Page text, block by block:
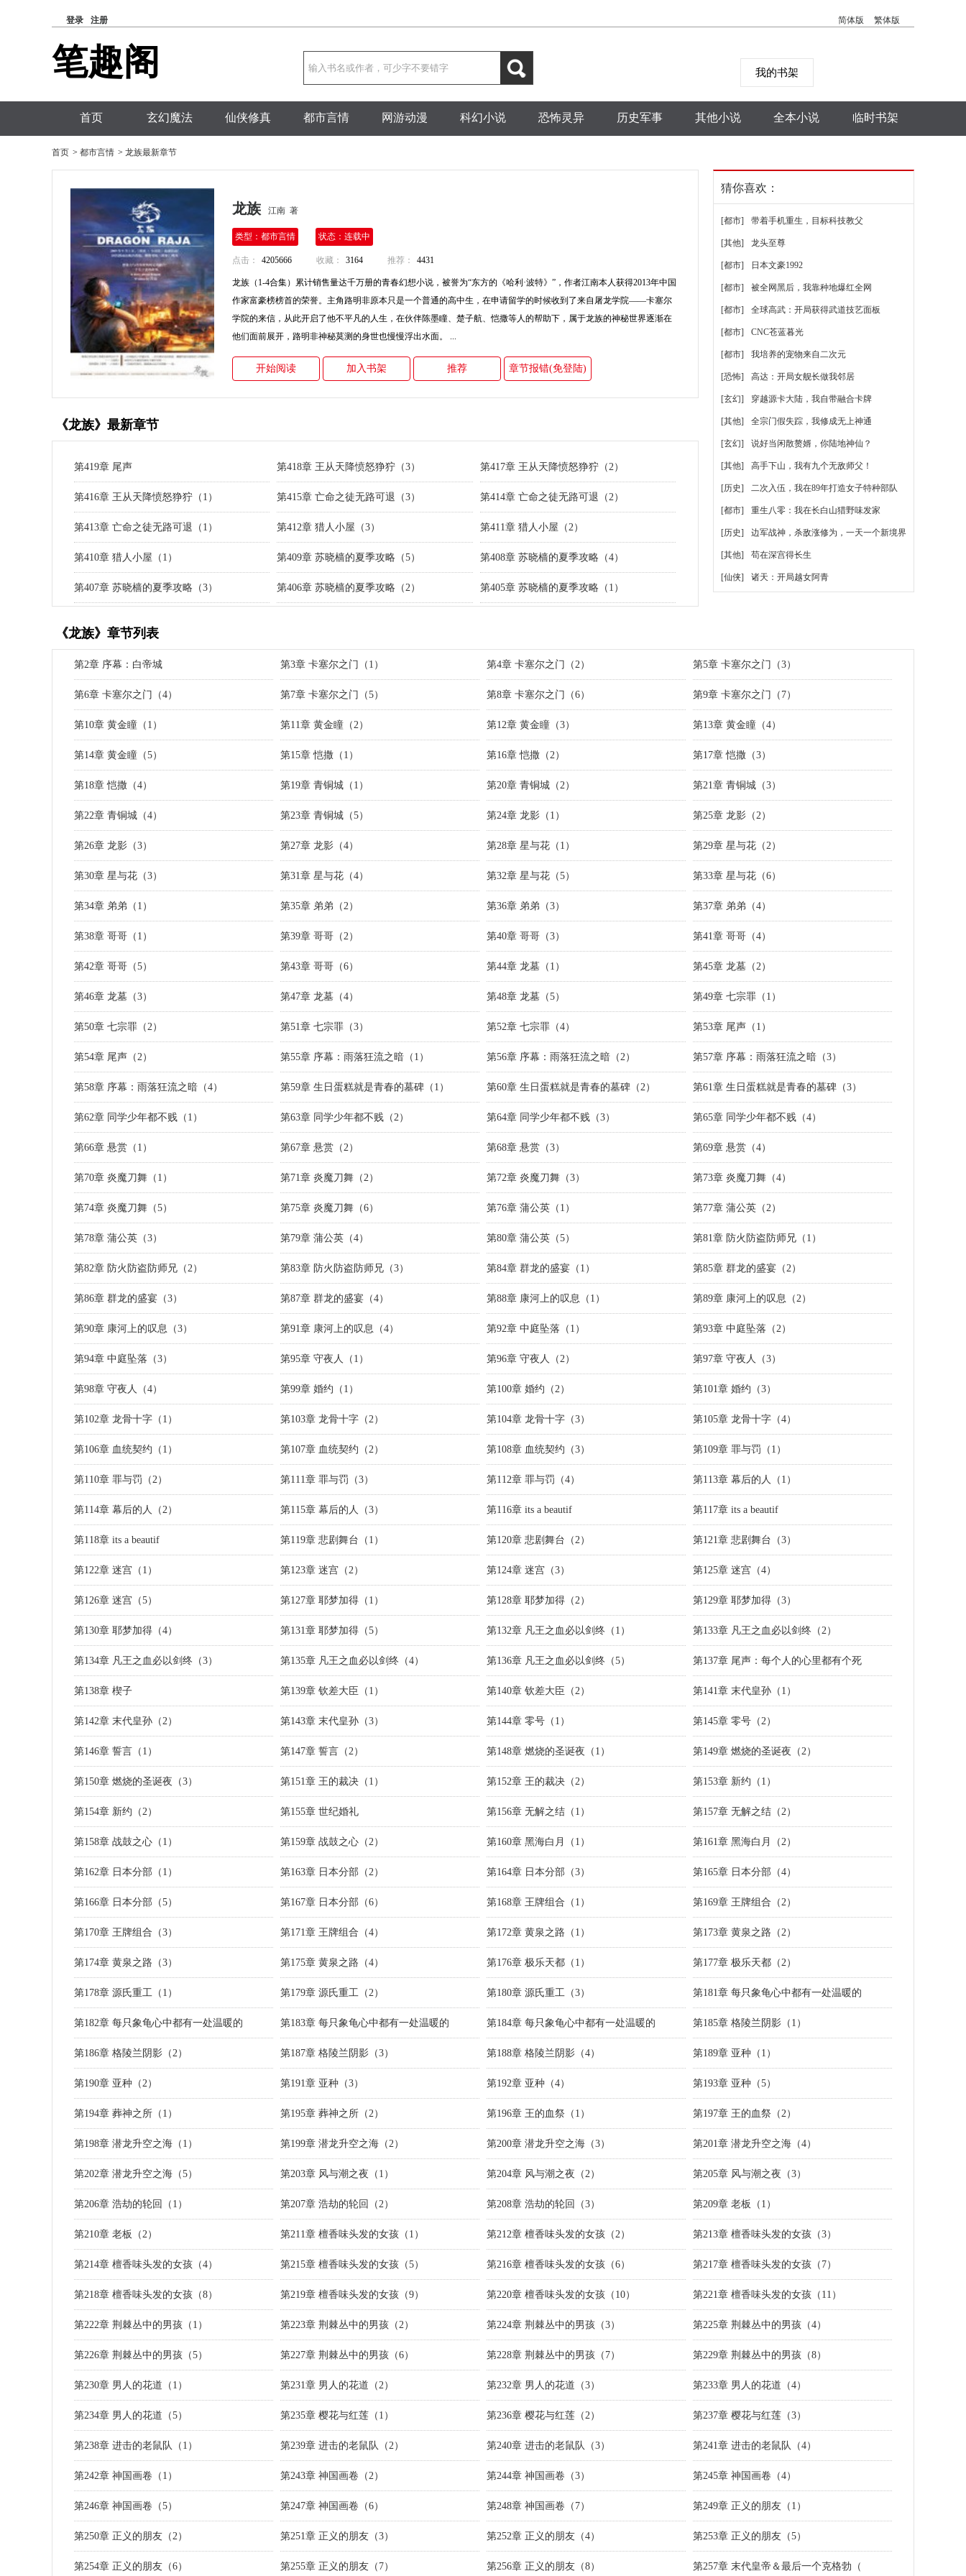
登录 注册 简体版 繁体版
笔趣阁 我的书架
首页 玄幻魔法 仙侠修真 都市言情 网游动漫 科幻小说 恐怖灵异 历史军事 其他小说 全本小说 临时书架
首页 > 都市言情 > 龙族最新章节
龙族 江南 著
类型：都市言情 状态：连载中
点击： 4205666 收藏： 3164 推荐： 4431
龙族（1-4合集）累计销售量达千万册的青春幻想小说，被誉为“东方的《哈利·波特》”，作者江南本人获得2013年中国
作家富豪榜榜首的荣誉。主角路明非原本只是一个普通的高中生，在申请留学的时候收到了来自屠龙学院——卡塞尔
学院的来信，从此开启了他不平凡的人生，在伙伴陈墨瞳、楚子航、恺撒等人的帮助下，属于龙族的神秘世界逐渐在
他们面前展开，路明非神秘莫测的身世也慢慢浮出水面。 ...
开始阅读 加入书架 推荐 章节报错(免登陆)
猜你喜欢：
[都市] 带着手机重生，目标科技教父
[其他] 龙头至尊
[都市] 日本文豪1992
[都市] 被全网黑后，我靠种地爆红全网
[都市] 全球高武：开局获得武道技艺面板
[都市] CNC苍蓝暮光
[都市] 我培养的宠物来自二次元
[恐怖] 高达：开局女舰长做我邻居
[玄幻] 穿越源卡大陆，我自带融合卡牌
[其他] 全宗门假失踪，我修成无上神通
[玄幻] 说好当闲散赘婿，你陆地神仙？
[其他] 高手下山，我有九个无敌师父！
[历史] 二次入伍，我在89年打造女子特种部队
[都市] 重生八零：我在长白山猎野味发家
[历史] 边军战神，杀敌涨修为，一天一个新境界
[其他] 苟在深宫得长生
[仙侠] 诸天：开局越女阿青
《龙族》最新章节
第419章 尾声 第418章 王从天降愤怒狰狞（3） 第417章 王从天降愤怒狰狞（2）
第416章 王从天降愤怒狰狞（1） 第415章 亡命之徒无路可退（3） 第414章 亡命之徒无路可退（2）
第413章 亡命之徒无路可退（1） 第412章 猎人小屋（3） 第411章 猎人小屋（2）
第410章 猎人小屋（1） 第409章 苏晓樯的夏季攻略（5） 第408章 苏晓樯的夏季攻略（4）
第407章 苏晓樯的夏季攻略（3） 第406章 苏晓樯的夏季攻略（2） 第405章 苏晓樯的夏季攻略（1）
《龙族》章节列表
第2章 序幕：白帝城 第3章 卡塞尔之门（1） 第4章 卡塞尔之门（2） 第5章 卡塞尔之门（3）
第6章 卡塞尔之门（4） 第7章 卡塞尔之门（5） 第8章 卡塞尔之门（6） 第9章 卡塞尔之门（7）
第10章 黄金瞳（1） 第11章 黄金瞳（2） 第12章 黄金瞳（3） 第13章 黄金瞳（4）
第14章 黄金瞳（5） 第15章 恺撒（1） 第16章 恺撒（2） 第17章 恺撒（3）
第18章 恺撒（4） 第19章 青铜城（1） 第20章 青铜城（2） 第21章 青铜城（3）
第22章 青铜城（4） 第23章 青铜城（5） 第24章 龙影（1） 第25章 龙影（2）
第26章 龙影（3） 第27章 龙影（4） 第28章 星与花（1） 第29章 星与花（2）
第30章 星与花（3） 第31章 星与花（4） 第32章 星与花（5） 第33章 星与花（6）
第34章 弟弟（1） 第35章 弟弟（2） 第36章 弟弟（3） 第37章 弟弟（4）
第38章 哥哥（1） 第39章 哥哥（2） 第40章 哥哥（3） 第41章 哥哥（4）
第42章 哥哥（5） 第43章 哥哥（6） 第44章 龙墓（1） 第45章 龙墓（2）
第46章 龙墓（3） 第47章 龙墓（4） 第48章 龙墓（5） 第49章 七宗罪（1）
第50章 七宗罪（2） 第51章 七宗罪（3） 第52章 七宗罪（4） 第53章 尾声（1）
第54章 尾声（2） 第55章 序幕：雨落狂流之暗（1） 第56章 序幕：雨落狂流之暗（2） 第57章 序幕：雨落狂流之暗（3）
第58章 序幕：雨落狂流之暗（4） 第59章 生日蛋糕就是青春的墓碑（1） 第60章 生日蛋糕就是青春的墓碑（2） 第61章 生日蛋糕就是青春的墓碑（3）
第62章 同学少年都不贱（1） 第63章 同学少年都不贱（2） 第64章 同学少年都不贱（3） 第65章 同学少年都不贱（4）
第66章 悬赏（1） 第67章 悬赏（2） 第68章 悬赏（3） 第69章 悬赏（4）
第70章 炎魔刀舞（1） 第71章 炎魔刀舞（2） 第72章 炎魔刀舞（3） 第73章 炎魔刀舞（4）
第74章 炎魔刀舞（5） 第75章 炎魔刀舞（6） 第76章 蒲公英（1） 第77章 蒲公英（2）
第78章 蒲公英（3） 第79章 蒲公英（4） 第80章 蒲公英（5） 第81章 防火防盗防师兄（1）
第82章 防火防盗防师兄（2） 第83章 防火防盗防师兄（3） 第84章 群龙的盛宴（1） 第85章 群龙的盛宴（2）
第86章 群龙的盛宴（3） 第87章 群龙的盛宴（4） 第88章 康河上的叹息（1） 第89章 康河上的叹息（2）
第90章 康河上的叹息（3） 第91章 康河上的叹息（4） 第92章 中庭坠落（1） 第93章 中庭坠落（2）
第94章 中庭坠落（3） 第95章 守夜人（1） 第96章 守夜人（2） 第97章 守夜人（3）
第98章 守夜人（4） 第99章 婚约（1） 第100章 婚约（2） 第101章 婚约（3）
第102章 龙骨十字（1） 第103章 龙骨十字（2） 第104章 龙骨十字（3） 第105章 龙骨十字（4）
第106章 血统契约（1） 第107章 血统契约（2） 第108章 血统契约（3） 第109章 罪与罚（1）
第110章 罪与罚（2） 第111章 罪与罚（3） 第112章 罪与罚（4） 第113章 幕后的人（1）
第114章 幕后的人（2） 第115章 幕后的人（3） 第116章 its a beautif 第117章 its a beautif
第118章 its a beautif 第119章 悲剧舞台（1） 第120章 悲剧舞台（2） 第121章 悲剧舞台（3）
第122章 迷宫（1） 第123章 迷宫（2） 第124章 迷宫（3） 第125章 迷宫（4）
第126章 迷宫（5） 第127章 耶梦加得（1） 第128章 耶梦加得（2） 第129章 耶梦加得（3）
第130章 耶梦加得（4） 第131章 耶梦加得（5） 第132章 凡王之血必以剑终（1） 第133章 凡王之血必以剑终（2）
第134章 凡王之血必以剑终（3） 第135章 凡王之血必以剑终（4） 第136章 凡王之血必以剑终（5） 第137章 尾声：每个人的心里都有个死
第138章 楔子 第139章 钦差大臣（1） 第140章 钦差大臣（2） 第141章 末代皇孙（1）
第142章 末代皇孙（2） 第143章 末代皇孙（3） 第144章 零号（1） 第145章 零号（2）
第146章 誓言（1） 第147章 誓言（2） 第148章 燃烧的圣诞夜（1） 第149章 燃烧的圣诞夜（2）
第150章 燃烧的圣诞夜（3） 第151章 王的裁决（1） 第152章 王的裁决（2） 第153章 新约（1）
第154章 新约（2） 第155章 世纪婚礼 第156章 无解之结（1） 第157章 无解之结（2）
第158章 战鼓之心（1） 第159章 战鼓之心（2） 第160章 黑海白月（1） 第161章 黑海白月（2）
第162章 日本分部（1） 第163章 日本分部（2） 第164章 日本分部（3） 第165章 日本分部（4）
第166章 日本分部（5） 第167章 日本分部（6） 第168章 王牌组合（1） 第169章 王牌组合（2）
第170章 王牌组合（3） 第171章 王牌组合（4） 第172章 黄泉之路（1） 第173章 黄泉之路（2）
第174章 黄泉之路（3） 第175章 黄泉之路（4） 第176章 极乐天都（1） 第177章 极乐天都（2）
第178章 源氏重工（1） 第179章 源氏重工（2） 第180章 源氏重工（3） 第181章 每只象龟心中都有一处温暖的
第182章 每只象龟心中都有一处温暖的 第183章 每只象龟心中都有一处温暖的 第184章 每只象龟心中都有一处温暖的 第185章 格陵兰阴影（1）
第186章 格陵兰阴影（2） 第187章 格陵兰阴影（3） 第188章 格陵兰阴影（4） 第189章 亚种（1）
第190章 亚种（2） 第191章 亚种（3） 第192章 亚种（4） 第193章 亚种（5）
第194章 葬神之所（1） 第195章 葬神之所（2） 第196章 王的血祭（1） 第197章 王的血祭（2）
第198章 潜龙升空之海（1） 第199章 潜龙升空之海（2） 第200章 潜龙升空之海（3） 第201章 潜龙升空之海（4）
第202章 潜龙升空之海（5） 第203章 风与潮之夜（1） 第204章 风与潮之夜（2） 第205章 风与潮之夜（3）
第206章 浩劫的轮回（1） 第207章 浩劫的轮回（2） 第208章 浩劫的轮回（3） 第209章 老板（1）
第210章 老板（2） 第211章 檀香味头发的女孩（1） 第212章 檀香味头发的女孩（2） 第213章 檀香味头发的女孩（3）
第214章 檀香味头发的女孩（4） 第215章 檀香味头发的女孩（5） 第216章 檀香味头发的女孩（6） 第217章 檀香味头发的女孩（7）
第218章 檀香味头发的女孩（8） 第219章 檀香味头发的女孩（9） 第220章 檀香味头发的女孩（10） 第221章 檀香味头发的女孩（11）
第222章 荆棘丛中的男孩（1） 第223章 荆棘丛中的男孩（2） 第224章 荆棘丛中的男孩（3） 第225章 荆棘丛中的男孩（4）
第226章 荆棘丛中的男孩（5） 第227章 荆棘丛中的男孩（6） 第228章 荆棘丛中的男孩（7） 第229章 荆棘丛中的男孩（8）
第230章 男人的花道（1） 第231章 男人的花道（2） 第232章 男人的花道（3） 第233章 男人的花道（4）
第234章 男人的花道（5） 第235章 樱花与红莲（1） 第236章 樱花与红莲（2） 第237章 樱花与红莲（3）
第238章 进击的老鼠队（1） 第239章 进击的老鼠队（2） 第240章 进击的老鼠队（3） 第241章 进击的老鼠队（4）
第242章 神国画卷（1） 第243章 神国画卷（2） 第244章 神国画卷（3） 第245章 神国画卷（4）
第246章 神国画卷（5） 第247章 神国画卷（6） 第248章 神国画卷（7） 第249章 正义的朋友（1）
第250章 正义的朋友（2） 第251章 正义的朋友（3） 第252章 正义的朋友（4） 第253章 正义的朋友（5）
第254章 正义的朋友（6） 第255章 正义的朋友（7） 第256章 正义的朋友（8） 第257章 末代皇帝＆最后一个克格勃（